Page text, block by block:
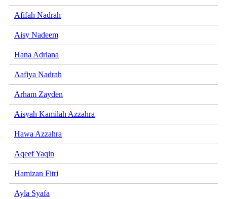
Afifah Nadrah
Aisy Nadeem
Hana Adriana
Aafiya Nadrah
Arham Zayden
Aisyah Kamilah Azzahra
Hawa Azzahra
Aqeef Yaqin
Hamizan Fitri
Ayla Syafa